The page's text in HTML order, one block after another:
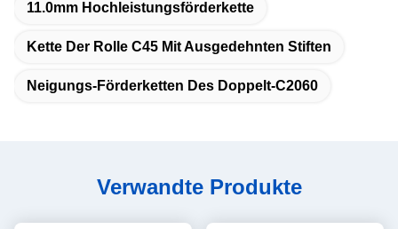
11.0mm Hochleistungsförderkette
Kette Der Rolle C45 Mit Ausgedehnten Stiften
Neigungs-Förderketten Des Doppelt-C2060
Verwandte Produkte